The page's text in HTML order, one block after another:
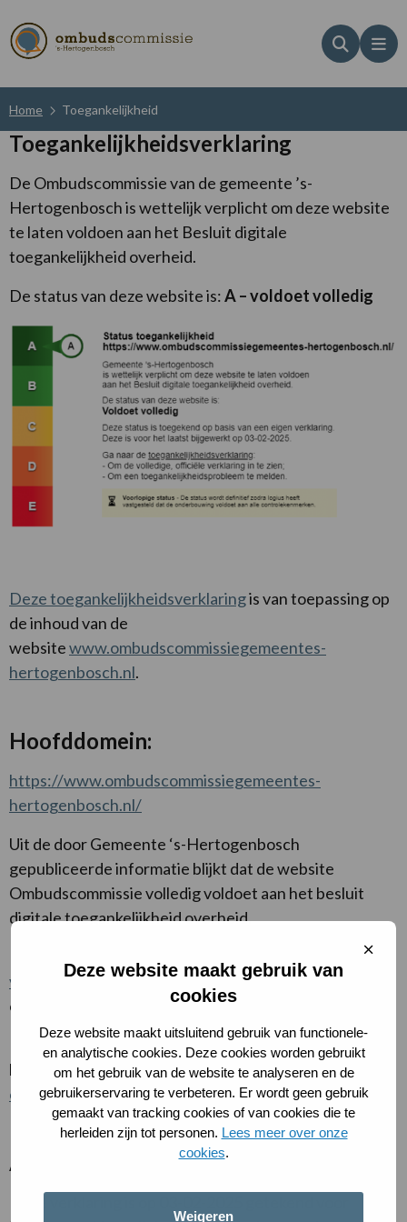
Deze website maakt gebruik van
cookies
Deze website maakt uitsluitend gebruik van functionele-
en analytische cookies. Deze cookies worden gebruikt
om het gebruik van de website te analyseren en de
gebruikerservaring te verbeteren. Er wordt geen gebruik
gemaakt van tracking cookies of van cookies die te
herleiden zijn tot personen. Lees meer over onze
cookies.
Weigeren
Sluit
Zoeken
Home Toegankelijkheid
Toegankelijkheidsverklaring
De Ombudscommissie van de gemeente ’s-
Hertogenbosch is wettelijk verplicht om deze website
te laten voldoen aan het Besluit digitale
toegankelijkheid overheid.
De status van deze website is:A – voldoet volledig
Deze toegankelijkheidsverklaringis van toepassing op
de inhoud van de
websitewww.ombudscommissiegemeentes-
hertogenbosch.nl.
Hoofddomein:
https://www.ombudscommissiegemeentes-
hertogenbosch.nl/
Uit de door Gemeente ‘s-Hertogenbosch
gepubliceerde informatie blijkt dat de website
Ombudscommissie volledig voldoet aan het besluit
digitale toegankelijkheid overheid.
onderbouwing van de
verklaringbevat (links naar) gedetailleerde informatie
over de toegankelijkheidsclaim.
De kenmerken van de verschillende statussen worden
beschreven in de toelichting, onder het kopjeUitleg
over de nalevingsstatussen.
Akkoordverklaring